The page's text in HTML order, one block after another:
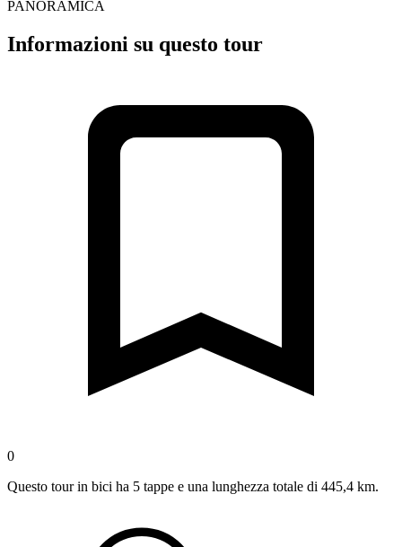
PANORAMICA
Informazioni su questo tour
0
Questo tour in bici ha 5 tappe e una lunghezza totale di 445,4 km.